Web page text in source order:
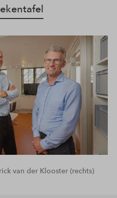
van der Klooster (rechts)